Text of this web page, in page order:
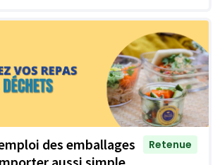
des emballages
Retenue